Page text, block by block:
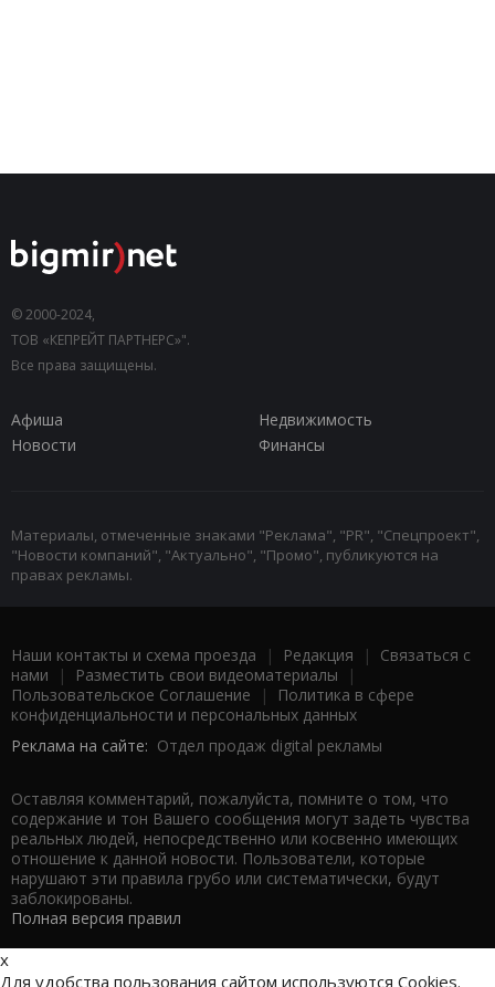
© 2000-2024,
ТОВ «КЕПРЕЙТ ПАРТНЕРС»".
Все права защищены.
Афиша
Недвижимость
Новости
Финансы
Материалы, отмеченные знаками "Реклама", "PR", "Спецпроект",
"Новости компаний", "Актуально", "Промо", публикуются на
правах рекламы.
Наши контакты и схема проезда | Редакция | Связаться с
нами | Разместить свои видеоматериалы |
Пользовательское Соглашение |
Политика в сфере
конфиденциальности и персональных данных
Реклама на сайте: Отдел продаж digital рекламы
Оставляя комментарий, пожалуйста, помните о том, что
содержание и тон Вашего сообщения могут задеть чувства
реальных людей, непосредственно или косвенно имеющих
отношение к данной новости. Пользователи, которые
нарушают эти правила грубо или систематически, будут
заблокированы.
Полная версия правил
x
Для удобства пользования сайтом используются Cookies.